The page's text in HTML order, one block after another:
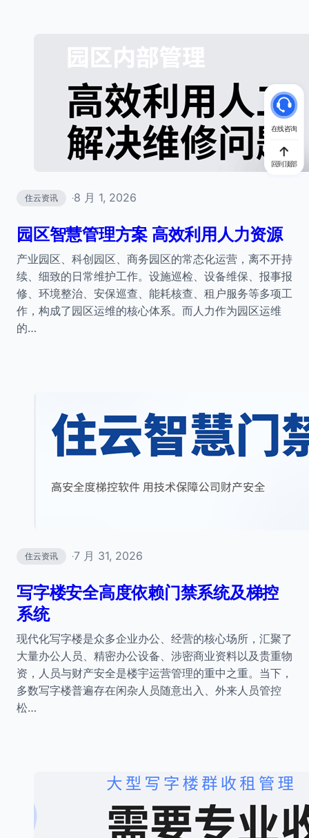
住云资讯 ·8 月 1, 2026
园区智慧管理方案 高效利用人力资源
产业园区、科创园区、商务园区的常态化运营，离不开持
续、细致的日常维护工作。设施巡检、设备维保、报事报
修、环境整治、安保巡查、能耗核查、租户服务等多项工
作，构成了园区运维的核心体系。而人力作为园区运维
的…
住云资讯 ·7 月 31, 2026
写字楼安全高度依赖门禁系统及梯控
系统
现代化写字楼是众多企业办公、经营的核心场所，汇聚了
大量办公人员、精密办公设备、涉密商业资料以及贵重物
资，人员与财产安全是楼宇运营管理的重中之重。当下，
多数写字楼普遍存在闲杂人员随意出入、外来人员管控
松…
在线咨询
回到顶部